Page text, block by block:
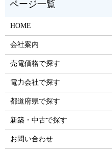
HOME
会社案内
売電価格で探す
電力会社で探す
都道府県で探す
新築・中古で探す
お問い合わせ